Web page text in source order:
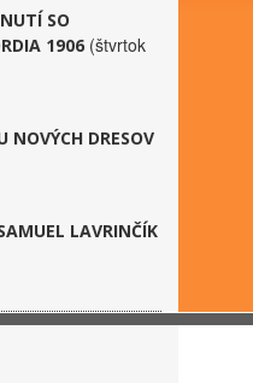
SO
1906 (štvrtok
NOVÝCH DRESOV
LAVRINČÍK